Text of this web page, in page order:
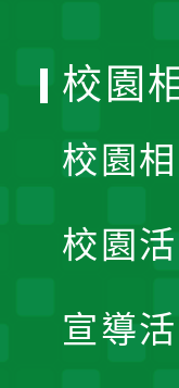
校園
校園
校園
宣導